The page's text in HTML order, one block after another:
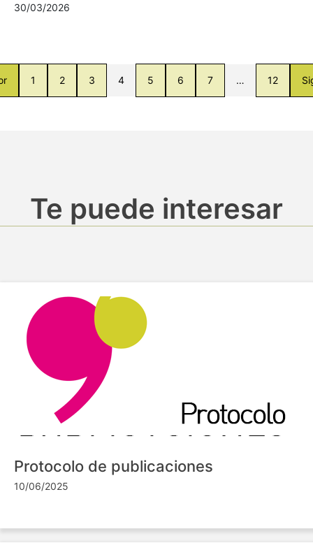
30/03/2026
1 2 3 4 5 6 7 … 12
Te puede interesar
Protocolo de publicaciones
10/06/2025